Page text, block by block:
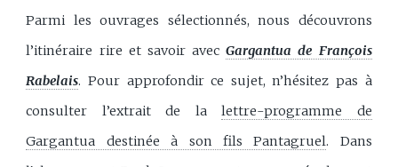
Parmi les ouvrages sélectionnés, nous découvrons
l’itinéraire rire et savoir avecGargantua de François
Rabelais. Pour approfondir ce sujet, n’hésitez pas à
consulter l’extrait de lalettre-programme de
Gargantua destinée à son fils Pantagruel. Dans